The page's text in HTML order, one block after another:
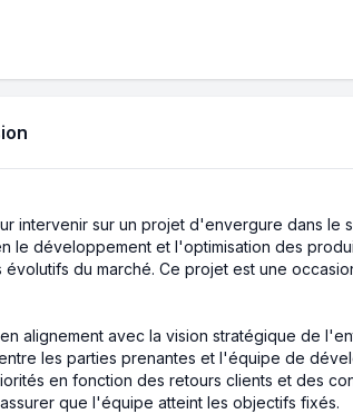
intervenir sur un projet d'envergure dans
le développement et l'optimisation des
du marché. Ce projet est une
alignement avec la vision stratégique de
les parties prenantes et l'équipe de
en fonction des retours clients et des
que l'équipe atteint les objectifs fixés.